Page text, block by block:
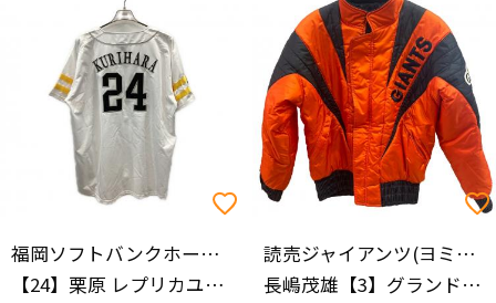
福岡ソフトバンクホークス(フクオカソフトバンクホークス)
【24】栗原 レプリカユニフォーム
読売ジャイアンツ(ヨミウリジャイアンツ)
長嶋茂雄【3】グランドコートプロ仕様モデル Mr.JUNKO asics